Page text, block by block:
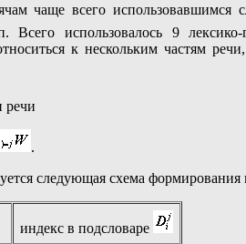
чаще всего использовавшимся
использовалось 9 лексико-
к нескольким частям
речи
.
следующая схема формирования
индекс в подсловаре